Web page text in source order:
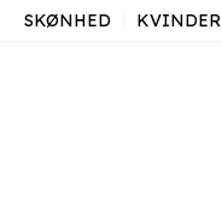
SKØNHED KVINDER